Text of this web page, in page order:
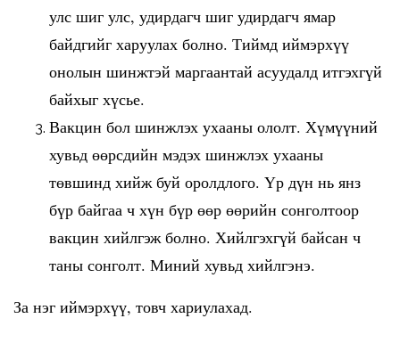
улс шиг улс, удирдагч шиг удирдагч ямар
байдгийг харуулах болно. Тиймд иймэрхүү
онолын шинжтэй маргаантай асуудалд итгэхгүй
байхыг хүсье.
Вакцин бол шинжлэх ухааны ололт. Хүмүүний
хувьд өөрсдийн мэдэх шинжлэх ухааны
төвшинд хийж буй оролдлого. Үр дүн нь янз
бүр байгаа ч хүн бүр өөр өөрийн сонголтоор
вакцин хийлгэж болно. Хийлгэхгүй байсан ч
таны сонголт. Миний хувьд хийлгэнэ.
За нэг иймэрхүү, товч хариулахад.